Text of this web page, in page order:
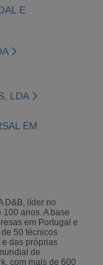
E
LDA
EM
D&B, líder no
anos. A base
em Portugal e
50 técnicos
das próprias
de
com mais de 600